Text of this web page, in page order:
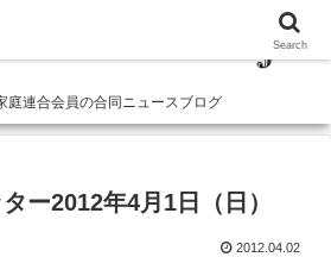
庭連合会員の合同ニュースブログ
ー2012年4月1日（日）
2012.04.02
Search